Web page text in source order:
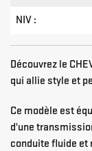
NIV :
Découvrez le
qui allie style et
Ce modèle est
d'une
conduite fluide et